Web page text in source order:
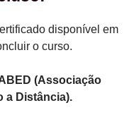
disponível em
o curso.
(Associação
a Distância).